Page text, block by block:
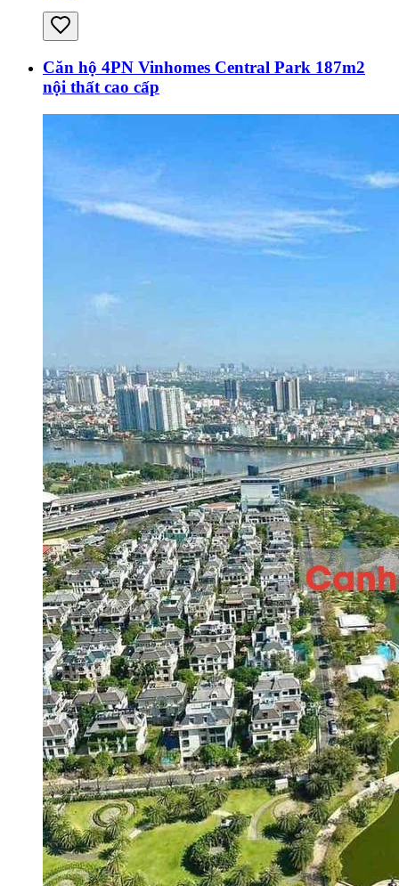
Căn hộ 4PN Vinhomes Central Park 187m2
nội thất cao cấp